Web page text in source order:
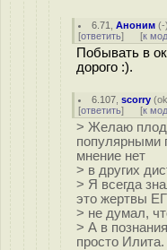
6.71 ,Аноним (-
[ответить] [к
Побывать в
дорого :).
6.107 ,scorry (
[ответить] [к
> Желаю
популярными
мнение нет
> в других
> Я всегда
это жертвы
> не думал,
> А в
просто